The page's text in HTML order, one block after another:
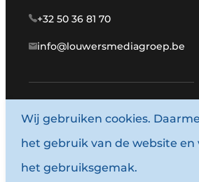
+32 50 36 81 70
info@louwersmediagroep.be
www.louwersmediagroep.com
© 1987 - 2026
Algemene
Wij gebruiken cookies.
het gebruik van de website en
het gebruiksgemak.